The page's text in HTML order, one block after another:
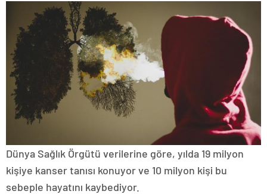
Dünya Sağlık Örgütü verilerine göre, yılda 19 milyon
kişiye kanser tanısı konuyor ve 10 milyon kişi bu
sebeple hayatını kaybediyor.